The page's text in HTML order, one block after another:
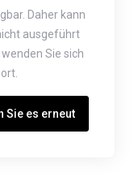
Daher kann
ausgeführt
Sie sich
Sie es erneut